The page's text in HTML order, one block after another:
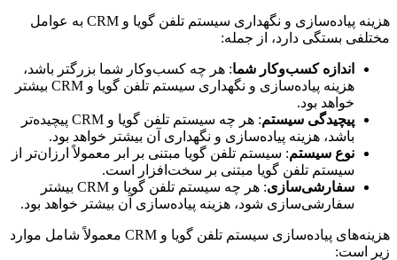
هزینه پیاده‌سازی و نگهداری سیستم تلفن گویا و CRM به عوامل
مختلفی بستگی دارد، از جمله:
اندازه کسب‌وکار شما: هر چه کسب‌وکار شما بزرگتر باشد،
هزینه پیاده‌سازی و نگهداری سیستم تلفن گویا و CRM بیشتر
خواهد بود.
پیچیدگی سیستم
: هر چه سیستم تلفن گویا و CRM پیچیده‌تر
باشد، هزینه پیاده‌سازی و نگهداری آن بیشتر خواهد بود.
نوع سیستم: سیستم تلفن گویا مبتنی بر ابر معمولاً ارزان‌تر از
سیستم تلفن گویا مبتنی بر سخت‌افزار است.
سفارشی‌سازی
: هر چه سیستم تلفن گویا و CRM بیشتر
سفارشی‌سازی شود، هزینه پیاده‌سازی آن بیشتر خواهد بود.
هزینه‌های پیاده‌سازی سیستم تلفن گویا و CRM معمولاً شامل موارد
زیر است: